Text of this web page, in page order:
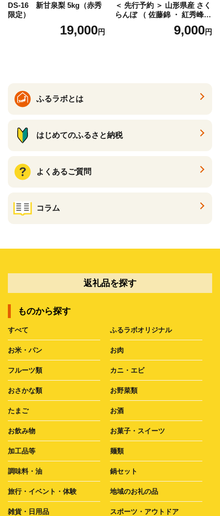
DS-16 新甘泉梨 5kg（赤秀
限定）
19,000円
＜ 先行予約 ＞ 山形県産 さく
らんぼ （ 佐藤錦 ・ 紅秀峰
） ご家庭用 M以上 700g 【20
26年6月下旬から7月上旬発
9,000円
ふるラボとは
はじめてのふるさと納税
よくあるご質問
コラム
返礼品を探す
ものから探す
すべて ふるラボオリジナル
お米・パン お肉
フルーツ類 カニ・エビ
おさかな類 お野菜類
たまご お酒
お飲み物 お菓子・スイーツ
加工品等 麺類
調味料・油 鍋セット
旅行・イベント・体験 地域のお礼の品
雑貨・日用品 スポーツ・アウトドア